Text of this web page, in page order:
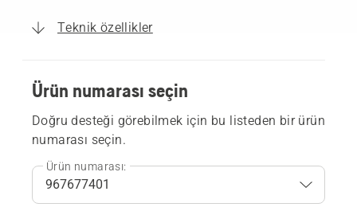
Teknik özellikler
Ürün numarası seçin
Doğru desteği görebilmek için bu listeden bir ürün
numarası seçin.
Ürün numarası: